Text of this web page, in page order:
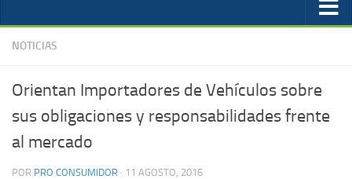
NOTICIAS
Orientan Importadores de Vehículos sobre
sus obligaciones y responsabilidades frente
al mercado
POR PRO CONSUMIDOR · 11 AGOSTO, 2016